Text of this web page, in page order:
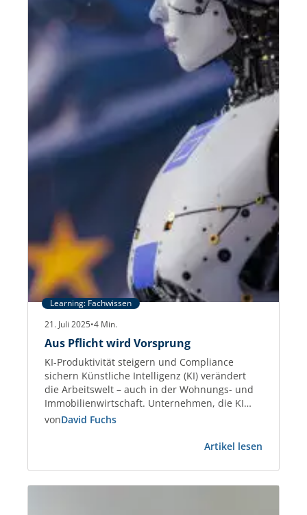
Learning: Fachwissen
21. Juli 2025•4 Min.
Aus Pflicht wird Vorsprung
KI-Produktivität steigern und Compliance
sichern Künstliche Intelligenz (KI) verändert
die Arbeitswelt – auch in der Wohnungs- und
Immobilienwirtschaft. Unternehmen, die KI
gezielt einsetzen, steigern die Effizienz bei
Dokumentenmanagement um bis zu 45 %.
belegen diesen Produktivitätsgewinn
eindeutig. Gleichzeitig treten neue Regeln in
vonDavid Fuchs
Artikel lesen
Pflicht
wird